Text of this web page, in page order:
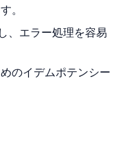
。
、エラー処理を容易
のイデムポテンシー